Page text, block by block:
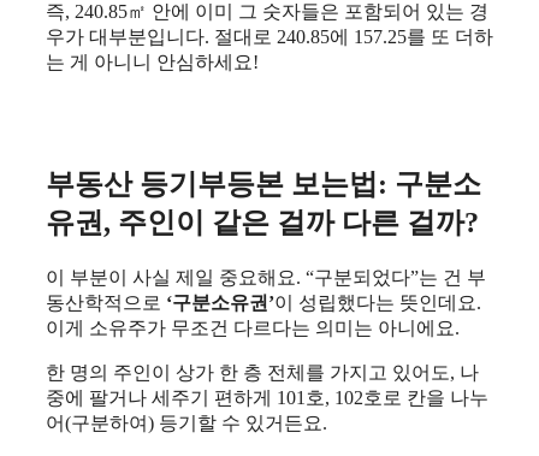
즉, 240.85㎡ 안에 이미 그 숫자들은 포함되어 있는 경
우가 대부분입니다. 절대로 240.85에 157.25를 또 더하
는 게 아니니 안심하세요!
부동산 등기부등본 보는법: 구분소
유권, 주인이 같은 걸까 다른 걸까?
이 부분이 사실 제일 중요해요. “구분되었다”는 건 부
동산학적으로 ‘구분소유권’이 성립했다는 뜻인데요.
이게 소유주가 무조건 다르다는 의미는 아니에요.
한 명의 주인이 상가 한 층 전체를 가지고 있어도, 나
중에 팔거나 세주기 편하게 101호, 102호로 칸을 나누
어(구분하여) 등기할 수 있거든요.